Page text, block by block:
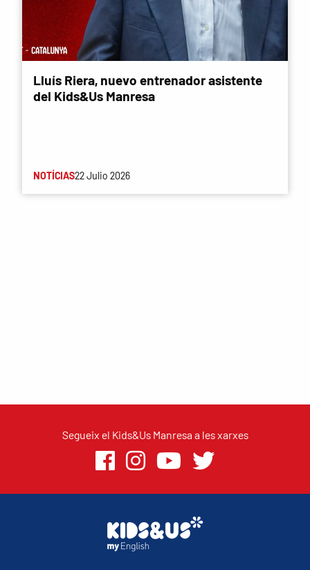
Lluís Riera, nuevo entrenador asistente
del Kids&Us Manresa
NOTÍCIAS22 Julio 2026
Segueix el Kids&Us Manresa a les xarxes